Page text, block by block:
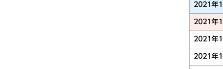
2021年
2021年
2021年
2021年